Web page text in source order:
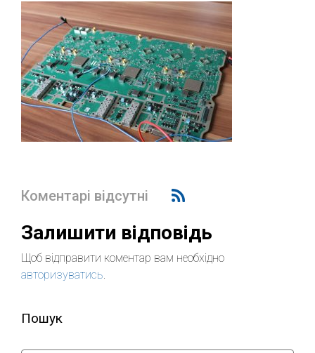
Коментарі відсутні
Залишити відповідь
Щоб відправити коментар вам необхідно
авторизуватись.
Пошук